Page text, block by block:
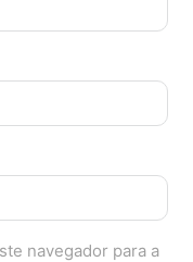
navegador para a